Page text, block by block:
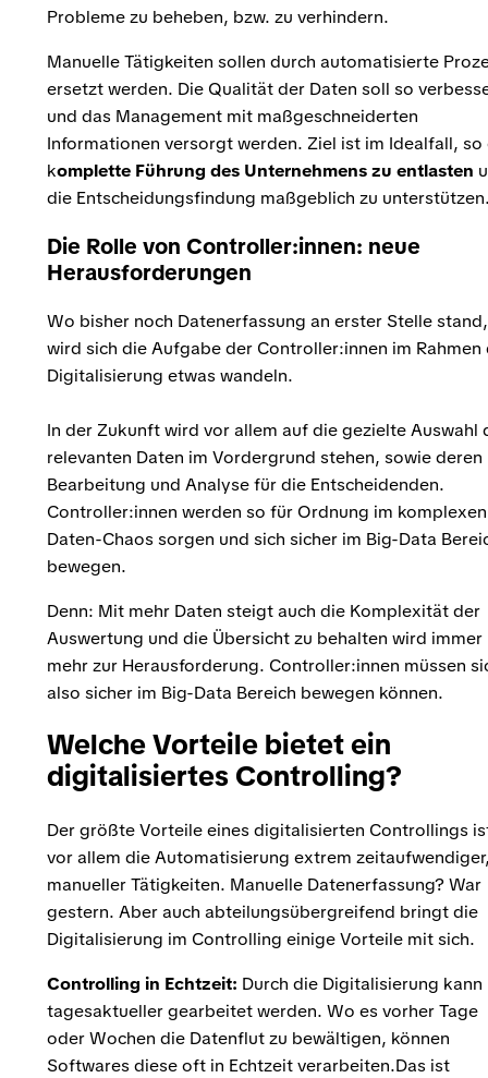
Probleme zu beheben, bzw. zu verhindern.
Manuelle Tätigkeiten sollen durch automatisierte
ersetzt werden. Die Qualität der Daten soll so
und das Management mit maßgeschneiderten
Informationen versorgt werden. Ziel ist im Idealfall, so
komplette Führung des Unternehmens zu entlasten
die Entscheidungsfindung maßgeblich zu
Die Rolle von Controller:innen: neue
Herausforderungen
Wo bisher noch Datenerfassung an erster Stelle stand,
wird sich die Aufgabe der Controller:innen im Rahmen
Digitalisierung etwas wandeln.
In der Zukunft wird vor allem auf die gezielte Auswahl
relevanten Daten im Vordergrund stehen, sowie deren
Bearbeitung und Analyse für die Entscheidenden.
Controller:innen werden so für Ordnung im komplexen
Daten-Chaos sorgen und sich sicher im Big-Data
bewegen.
Denn: Mit mehr Daten steigt auch die Komplexität der
Auswertung und die Übersicht zu behalten wird immer
mehr zur Herausforderung. Controller:innen müssen
also sicher im Big-Data Bereich bewegen können.
Welche Vorteile bietet ein
digitalisiertes Controlling?
Der größte Vorteile eines digitalisierten Controllings
vor allem die Automatisierung extrem
manueller Tätigkeiten. Manuelle Datenerfassung? War
gestern. Aber auch abteilungsübergreifend bringt die
Digitalisierung im Controlling einige Vorteile mit sich.
Controlling in Echtzeit: Durch die Digitalisierung kann
tagesaktueller gearbeitet werden. Wo es vorher Tage
oder Wochen die Datenflut zu bewältigen, können
Softwares diese oft in Echtzeit verarbeiten.Das ist